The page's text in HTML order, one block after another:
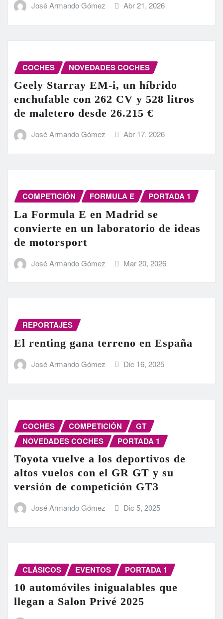
José Armando Gómez Abr 21, 2026
COCHES NOVEDADES COCHES
Geely Starray EM-i, un híbrido
enchufable con 262 CV y 528 litros
de maletero desde 26.215 €
José Armando Gómez Abr 17, 2026
COMPETICIÓN FORMULA E PORTADA 1
La Formula E en Madrid se
convierte en un laboratorio de ideas
de motorsport
José Armando Gómez Mar 20, 2026
REPORTAJES
El renting gana terreno en España
José Armando Gómez Dic 16, 2025
COCHES COMPETICIÓN
GT
NOVEDADES COCHES
PORTADA 1
Toyota vuelve a los deportivos de
altos vuelos con el GR GT y su
versión de competición GT3
José Armando Gómez Dic 5, 2025
CLÁSICOS EVENTOS PORTADA 1
10 automóviles inigualables que
llegan a Salon Privé 2025